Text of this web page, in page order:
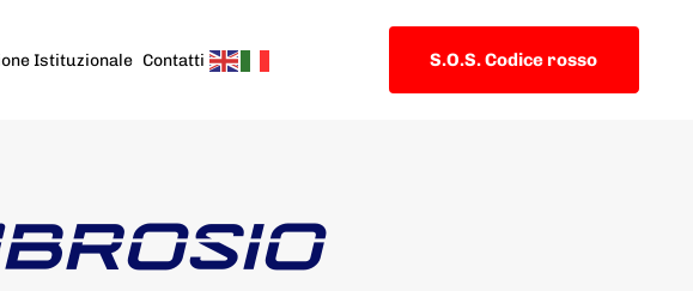
Istituzionale Contatti S.O.S. Codice rosso